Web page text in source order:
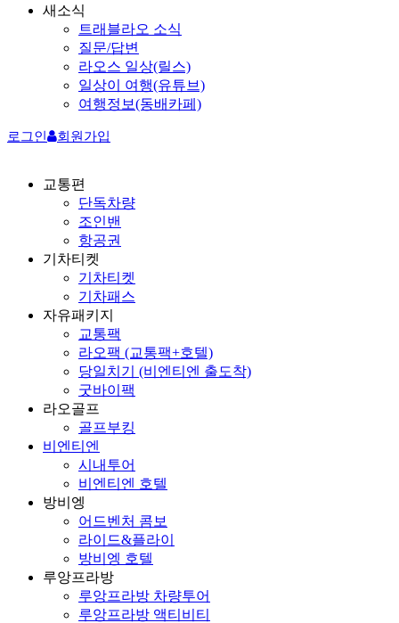
새소식
트래블라오 소식
질문/답변
라오스 일상(릴스)
일상이 여행(유튜브)
여행정보(동배카페)
로그인 회원가입
교통편
단독차량
조인밴
항공권
기차티켓
기차티켓
기차패스
자유패키지
교통팩
라오팩 (교통팩+호텔)
당일치기 (비엔티엔 출도착)
굿바이팩
라오골프
골프부킹
비엔티엔
시내투어
비엔티엔 호텔
방비엥
어드벤처 콤보
라이드&플라이
방비엥 호텔
루앙프라방
루앙프라방 차량투어
루앙프라방 액티비티